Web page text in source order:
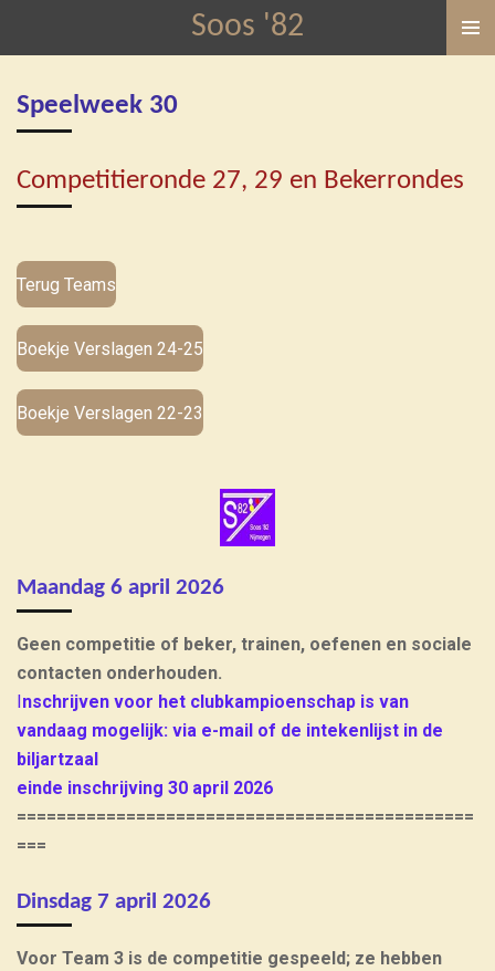
direct
de
hoofdinhoud
Soos '82
Speelweek 30
Competitieronde 27, 29 en Bekerrondes
Terug Teams
Boekje Verslagen 24-25
Boekje Verslagen 22-23
Maandag 6 april 2026
Geen competitie of beker, trainen, oefenen en sociale
contacten onderhouden.
Inschrijven voor het clubkampioenschap is van
vandaag mogelijk: via e-mail of de intekenlijst in de
biljartzaal
einde inschrijving 30 april 2026
==============================================
===
Dinsdag 7 april 2026
Voor Team 3 is de competitie gespeeld; ze hebben